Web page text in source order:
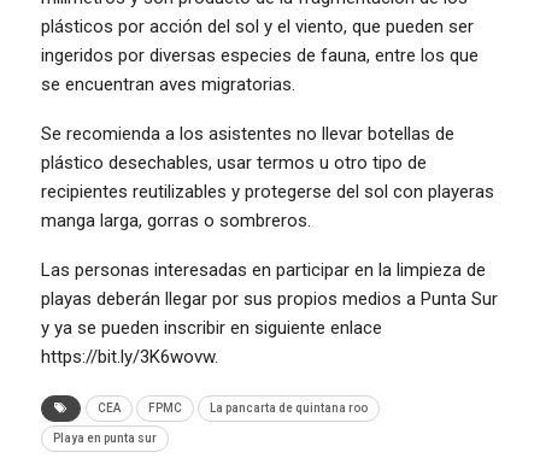
plásticos por acción del sol y el viento, que pueden ser
ingeridos por diversas especies de fauna, entre los que
se encuentran aves migratorias.
Se recomienda a los asistentes no llevar botellas de
plástico desechables, usar termos u otro tipo de
recipientes reutilizables y protegerse del sol con playeras
manga larga, gorras o sombreros.
Las personas interesadas en participar en la limpieza de
playas deberán llegar por sus propios medios a Punta Sur
y ya se pueden inscribir en siguiente enlace
https://bit.ly/3K6wovw.
CEA FPMC La pancarta de quintana roo
Playa en punta sur